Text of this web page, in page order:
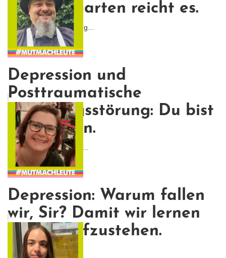
Für den Garten reicht es.
Tatsächlich habe ich es g...
Depression und
Posttraumatische
Belastungsstörung: Du bist
nicht allein.
Und vielleicht sind wir g...
Depression: Warum fallen
wir, Sir? Damit wir lernen
wieder aufzustehen.
(Batman)